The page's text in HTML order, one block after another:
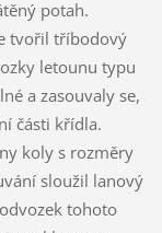
potah.
tvořil tříbodový
letounu typu
a zasouvaly se,
části křídla.
koly s rozměry
sloužil lanový
tohoto